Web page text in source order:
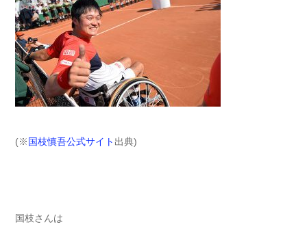
(※国枝慎吾公式サイト 出典)
国枝さんは